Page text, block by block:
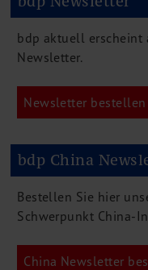
bdp aktuell erscheint
Newsletter.
Newsletter
bdp China
Bestellen Sie hier
Schwerpunkt China-
China Newsletter